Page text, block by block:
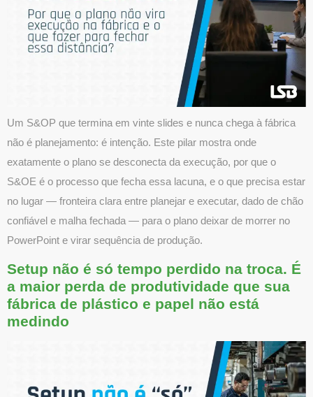
Um S&OP que termina em vinte slides e nunca chega à fábrica
não é planejamento: é intenção. Este pilar mostra onde
exatamente o plano se desconecta da execução, por que o
S&OE é o processo que fecha essa lacuna, e o que precisa estar
no lugar — fronteira clara entre planejar e executar, dado de chão
confiável e malha fechada — para o plano deixar de morrer no
PowerPoint e virar sequência de produção.
Setup não é só tempo perdido na troca. É
a maior perda de produtividade que sua
fábrica de plástico e papel não está
medindo